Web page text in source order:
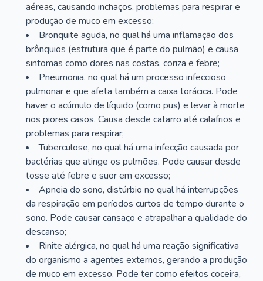
aéreas, causando inchaços, problemas para respirar e
produção de muco em excesso;
Bronquite aguda, no qual há uma inflamação dos
brônquios (estrutura que é parte do pulmão) e causa
sintomas como dores nas costas, coriza e febre;
Pneumonia, no qual há um processo infeccioso
pulmonar e que afeta também a caixa torácica. Pode
haver o acúmulo de líquido (como pus) e levar à morte
nos piores casos. Causa desde catarro até calafrios e
problemas para respirar;
Tuberculose, no qual há uma infecção causada por
bactérias que atinge os pulmões. Pode causar desde
tosse até febre e suor em excesso;
Apneia do sono, distúrbio no qual há interrupções
da respiração em períodos curtos de tempo durante o
sono. Pode causar cansaço e atrapalhar a qualidade do
descanso;
Rinite alérgica, no qual há uma reação significativa
do organismo a agentes externos, gerando a produção
de muco em excesso. Pode ter como efeitos coceira,